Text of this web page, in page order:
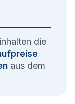
die
aus dem